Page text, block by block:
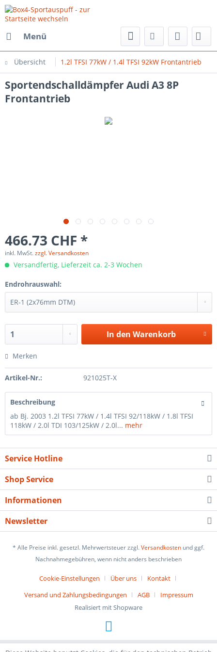
Menü
Übersicht 1.2l TFSI 77kW / 1.4l TFSI 92kW Frontantrieb
Sportendschalldämpfer Audi A3 8P
Frontantrieb
466.73 CHF *
inkl. MwSt.zzgl. Versandkosten
Versandfertig, Lieferzeit ca. 2-3 Wochen
Endrohrauswahl:
In den Warenkorb
Merken
Artikel-Nr.: 921025T-X
Beschreibung
ab Bj. 2003 1.2l TFSI 77kW / 1.4l TFSI 92/118kW / 1.8l TFSI
118kW / 2.0l TDI 103/125kW / 2.0l... mehr
Service Hotline
Shop Service
Informationen
Newsletter
* Alle Preise inkl. gesetzl. Mehrwertsteuer zzgl.Versandkosten und ggf.
Nachnahmegebühren, wenn nicht anders beschrieben
Cookie-Einstellungen Über uns
Kontakt
Versand und Zahlungsbedingungen
AGB
Impressum
Realisiert mit Shopware